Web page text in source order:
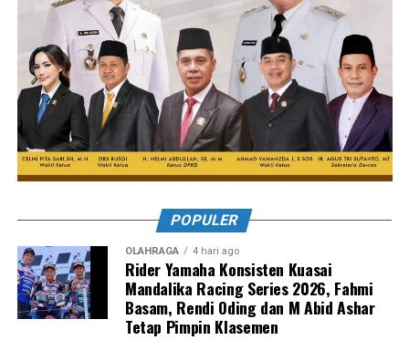
POPULER
OLAHRAGA 4 hari ago
Rider Yamaha Konsisten Kuasai
Mandalika Racing Series 2026, Fahmi
Basam, Rendi Oding dan M Abid Ashar
Tetap Pimpin Klasemen